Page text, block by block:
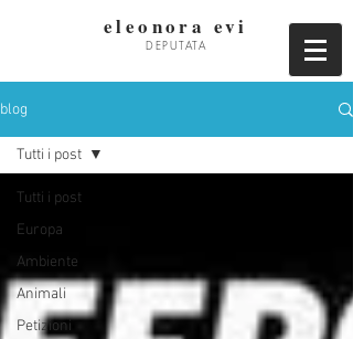
eleonora evi
DEPUTATA
blog
Tutti i post
Europa
Ambiente
Animali
Petizioni
Tutti i post